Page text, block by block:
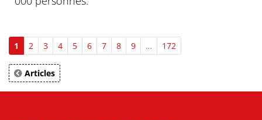
1 2 3 4 5 6 7 8 9 … 172
Articles